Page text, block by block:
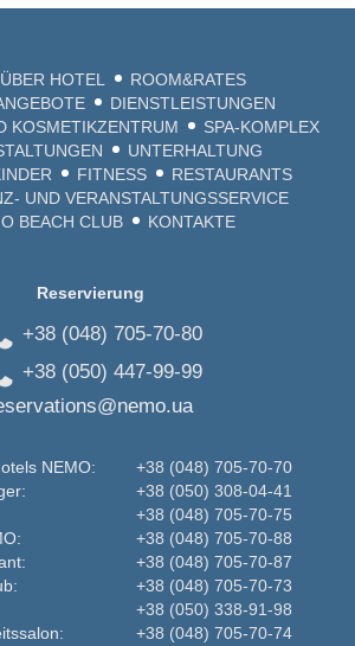
ÜBER HOTEL
ROOM&RATES
DIENSTLEISTUNGEN
KOSMETIKZENTRUM
SPA-KOMPLEX
UNTERHALTUNG
FITNESS
RESTAURANTS
UND VERANSTALTUNGSSERVICE
BEACH CLUB
KONTAKTE
Reservierung
+38 (048) 705-70-80
+38 (050) 447-99-99
NEMO:
+38 (048) 705-70-70
+38 (050) 308-04-41
+38 (048) 705-70-75
+38 (048) 705-70-88
+38 (048) 705-70-87
+38 (048) 705-70-73
+38 (050) 338-91-98
+38 (048) 705-70-74